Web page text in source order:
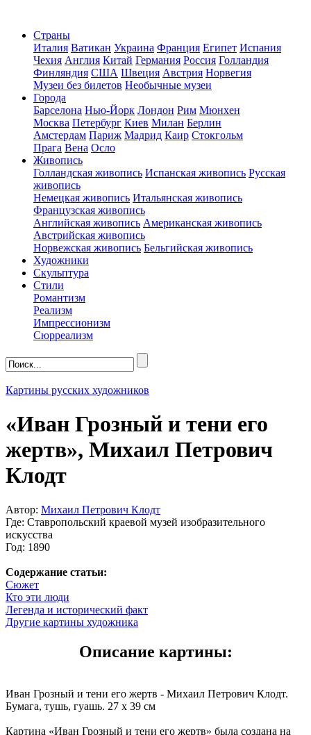
Страны
Италия Ватикан Украина Франция Египет Испания
Чехия Англия Китай Германия Россия Голландия
Финляндия США Швеция Австрия Норвегия
Музеи без билетов Необычные музеи
Города
Барселона Нью-Йорк Лондон Рим Мюнхен
Москва Петербург Киев Милан Берлин
Амстердам Париж Мадрид Каир Стокгольм
Прага Вена Осло
Живопись
Голландская живопись Испанская живопись Русская
живопись
Немецкая живопись Итальянская живопись
Французская живопись
Английская живопись Американская живопись
Австрийская живопись
Норвежская живопись Бельгийская живопись
Художники
Скульптура
Стили
Романтизм
Реализм
Импрессионизм
Сюрреализм
Картины русских художников
«Иван Грозный и тени его
жертв», Михаил Петрович
Клодт
Автор: Михаил Петрович Клодт
Где: Ставропольский краевой музей изобразительного
искусства
Год: 1890
Содержание статьи:
Сюжет
Кто эти люди
Легенда и исторический факт
Другие картины художника
Описание картины:
Иван Грозный и тени его жертв - Михаил Петрович Клодт.
Бумага, тушь, гуашь. 27 x 39 см
Картина «Иван Грозный и тени его жертв» была создана на